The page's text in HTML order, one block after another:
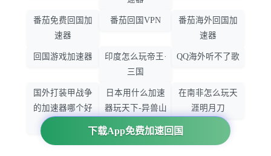
下载App免费加速回国
番茄免费回国加
速器
番茄回国VPN
番茄海外回国加
速器
回国游戏加速器
印度怎么玩帝王·
三国
QQ海外听不了歌
国外打装甲战争
的加速器哪个好
日本用什么加速
器玩天下-异兽山
海
在南非怎么玩天
涯明月刀